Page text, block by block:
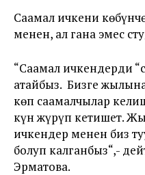
Саамал ичкени
менен, ал гана эмес
“Саамал ичкендерди
атайбыз. Бизге
көп саамалчылар
күн жүрүп кетишет.
ичкендер менен биз
болуп калганбыз“,-
Эрматова.